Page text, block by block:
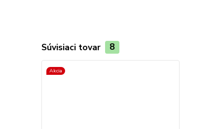
Súvisiaci tovar 8
Akcia